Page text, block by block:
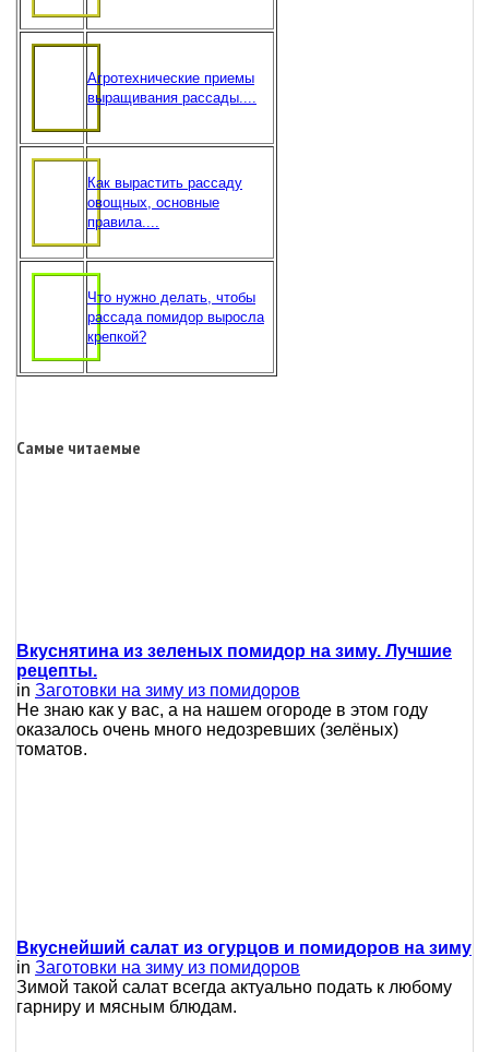
Агротехнические приемы
выращивания рассады....
Как вырастить рассаду
овощных, основные
правила....
Что нужно делать, чтобы
рассада помидор выросла
крепкой?
Самые читаемые
Вкуснятина из зеленых помидор на зиму. Лучшие
рецепты.
in Заготовки на зиму из помидоров
Не знаю как у вас, а на нашем огороде в этом году
оказалось очень много недозревших (зелёных)
томатов.
Вкуснейший салат из огурцов и помидоров на зиму
in Заготовки на зиму из помидоров
Зимой такой салат всегда актуально подать к любому
гарниру и мясным блюдам.